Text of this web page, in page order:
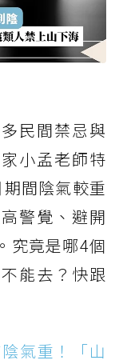
民間禁忌與
小孟老師特
間陰氣較重
警覺、避開
究竟是哪4個
能去？快跟
氣重！「山